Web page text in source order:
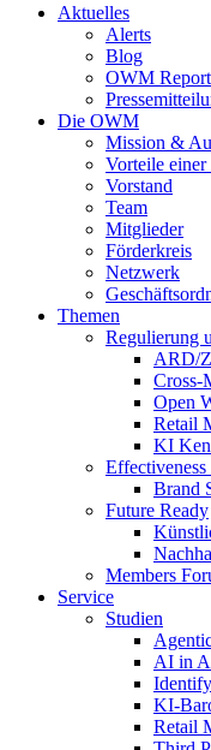
Aktuelles
Alerts
Blog
OWM Report
Die OWM
Mission &
Vorteile
Vorstand
Team
Mitglieder
Förderkreis
Netzwerk
Themen
Regulierung
ARD/
Cross-
Open
Retail
KI
Brand
Future Ready
Members
Service
Studien
AI in
KI-
Retail